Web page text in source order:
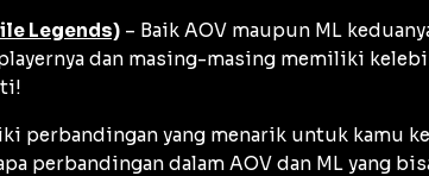
Legends) – Baik AOV maupun ML
dan masing-masing memiliki
perbandingan yang menarik untuk
perbandingan dalam AOV dan ML yang